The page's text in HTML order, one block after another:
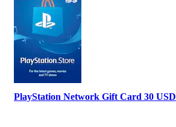
PlayStation Network Gift Card 30 USD